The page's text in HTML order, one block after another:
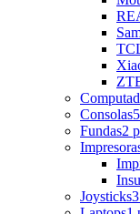
Consolas
Fundas2
Joysticks